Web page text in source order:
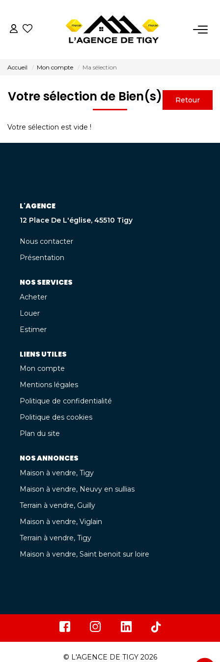
ESTIMATION
Accueil Mon compte Ma sélection
Votre sélection de Bien(s)
Votre sélection est vide !
L'AGENCE
12 Place De L'église, 45510 Tigy
Nous contacter
Présentation
NOS SERVICES
Acheter
Louer
Estimer
LIENS UTILES
Mon compte
Mentions légales
Politique de confidentialité
Politique des cookies
Plan du site
NOS ANNONCES
Maison à vendre, Tigy
Maison à vendre, Neuvy en sullias
Terrain à vendre, Guilly
Maison à vendre, Viglain
Terrain à vendre, Tigy
Maison à vendre, Saint benoit sur loire
© L'AGENCE DE TIGY 2026